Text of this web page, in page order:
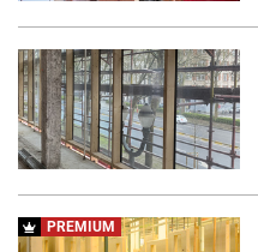
PREMIUM